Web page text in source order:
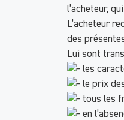
l’acheteur,
L’acheteur
des
Lui sont
les
le prix
tous les
en